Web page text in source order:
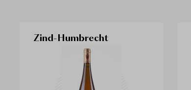
Zind-Humbrecht